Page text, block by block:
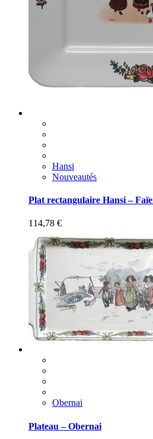
Hansi
Nouveautés
Plat rectangulaire Hansi –
114,78 €
Obernai
Plateau – Obernai